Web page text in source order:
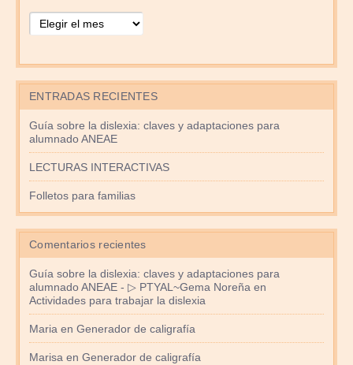
ENTRADAS RECIENTES
Guía sobre la dislexia: claves y adaptaciones para
alumnado ANEAE
LECTURAS INTERACTIVAS
Folletos para familias
Comentarios recientes
Guía sobre la dislexia: claves y adaptaciones para
alumnado ANEAE - ▷ PTYAL~Gema Noreña en
Actividades para trabajar la dislexia
Maria en Generador de caligrafía
Marisa en Generador de caligrafía